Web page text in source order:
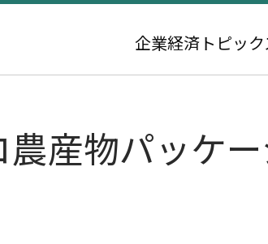
企業経済 トピッ
産物パッケ